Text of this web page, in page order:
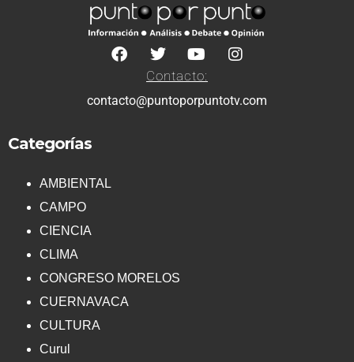
Contacto:
contacto@puntoporpuntotv.com
Categorías
AMBIENTAL
CAMPO
CIENCIA
CLIMA
CONGRESO MORELOS
CUERNAVACA
CULTURA
Curul